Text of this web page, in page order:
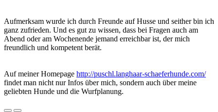
Aufmerksam wurde ich durch Freunde auf Husse und seither bin ich
ganz zufrieden. Und es gut zu wissen, dass bei Fragen auch am
Abend oder am Wochenende jemand erreichbar ist, der mich
freundlich und kompetent berät.
Auf meiner Homepage http://puschl.langhaar-schaeferhunde.com/
findet man nicht nur Infos über mich, sondern auch über meine
geliebten Hunde und die Wurfplanung.